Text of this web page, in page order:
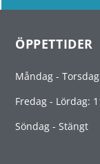
ÖPPETTIDER
Måndag -
Fredag - Lördag:
Söndag - Stängt